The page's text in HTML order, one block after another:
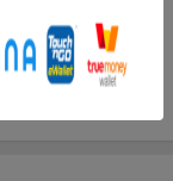
最新刊。